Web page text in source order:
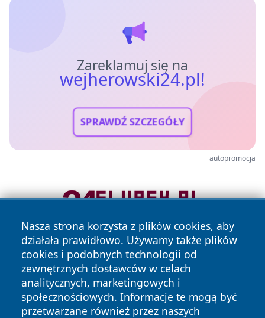
Zareklamuj się na
wejherowski24.pl!
SPRAWDŹ SZCZEGÓŁY
autopromocja
Nasza strona korzysta z plików cookies, aby
działała prawidłowo. Używamy także plików
cookies i podobnych technologii od
zewnętrznych dostawców w celach
analitycznych, marketingowych i
społecznościowych. Informacje te mogą być
przetwarzane również przez naszych